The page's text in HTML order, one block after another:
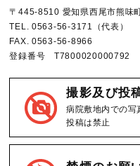
〒445-8510 愛知県西尾市熊味
TEL.0563-56-3171
（代表）
FAX.0563-56-8966
登録番号 T7800020000792
撮影及び投
病院敷地内での写
投稿は禁止